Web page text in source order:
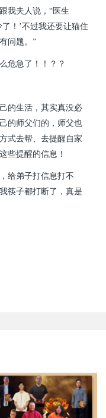
我夫人说，“医生
！’不过我还要让猫住
问题。”
危急了！！？？
的生活，其实真没必
的师父们的，师父也
式去帮、去提醒自家
些提醒的信息！
给弟子打信息打不
筷子都打断了，真是